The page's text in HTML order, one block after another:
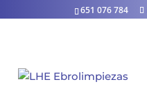
651 076 784